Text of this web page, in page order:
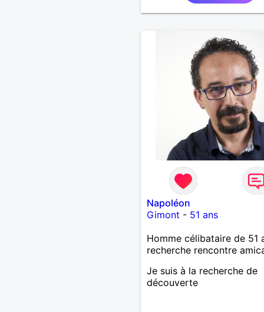
Napoléon
Gimont - 51 ans
Homme célibataire de 51
recherche rencontre
Je suis à la recherche de
découverte